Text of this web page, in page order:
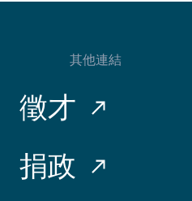
其他連結
徵才
捐政